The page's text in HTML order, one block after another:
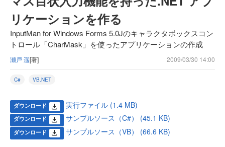
リケーションを作る
InputMan for Windows Forms 5.0Jのキャラクタボックスコン
トロール「CharMask」を使ったアプリケーションの作成
瀬戸 遥[著] 2009/03/30 14:00
C# VB.NET
ダウンロード 実行ファイル (1.4 MB)
ダウンロード サンプルソース（C#） (45.1 KB)
ダウンロード サンプルソース（VB） (66.6 KB)